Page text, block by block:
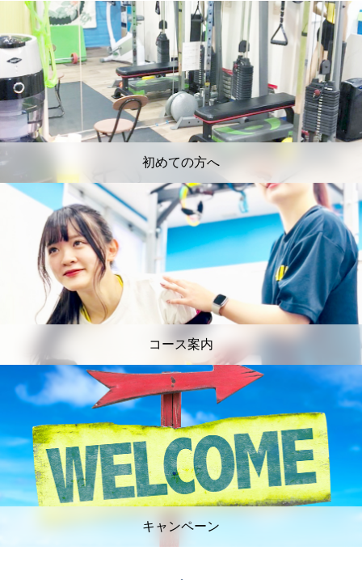
初めての方へ
コース案内
キャンペーン